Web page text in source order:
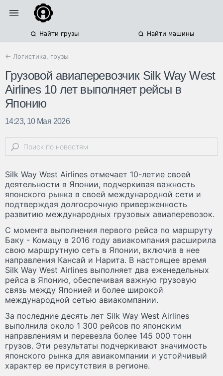
Найти грузы Найти машины
← Логистика, грузы
Грузовой авиаперевозчик Silk Way West
Airlines 10 лет выполняет рейсы в
Японию
14:23, 10 Мая 2026
Silk Way West Airlines отмечает 10-летие своей
деятельности в Японии, подчеркивая важность
японского рынка в своей международной сети и
подтверждая долгосрочную приверженность
развитию международных грузовых авиаперевозок.
С момента выполнения первого рейса по маршруту
Баку - Комацу в 2016 году авиакомпания расширила
свою маршрутную сеть в Японии, включив в нее
направления Кансай и Нарита. В настоящее время
Silk Way West Airlines выполняет два еженедельных
рейса в Японию, обеспечивая важную грузовую
связь между Японией и более широкой
международной сетью авиакомпании.
За последние десять лет Silk Way West Airlines
выполнила около 1 300 рейсов по японским
направлениям и перевезла более 145 000 тонн
грузов. Эти результаты подчеркивают значимость
японского рынка для авиакомпании и устойчивый
характер ее присутствия в регионе.